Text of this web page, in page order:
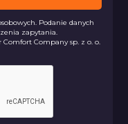
Podanie danych
zapytania.
Company sp. z o. o.